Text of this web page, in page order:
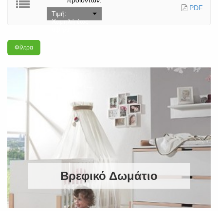
Τιμή:
Χαμηλή έως
Φίλτρα
Βρεφικό Δωμάτιο
PDF